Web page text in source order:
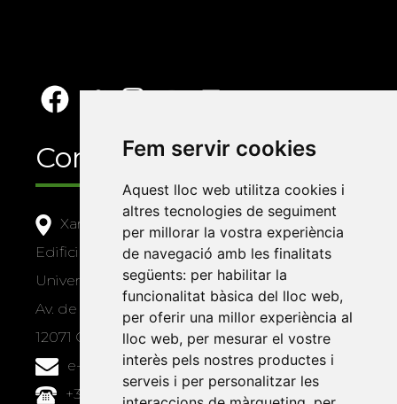
Fem servir cookies
Aquest lloc web utilitza cookies i
altres tecnologies de seguiment
per millorar la vostra experiència
de navegació amb les finalitats
següents: per habilitar la
funcionalitat bàsica del lloc web,
per oferir una millor experiència al
lloc web, per mesurar el vostre
interès pels nostres productes i
serveis i per personalitzar les
Contacte
Xarxa Vives d'Universitats
Edifici Àgora
Universitat Jaume I, local 10
Av. de Vicent Sos Baynat, s/n
12071 Castelló de la Plana
e-buc@vives.org
+34 964 72 89 93